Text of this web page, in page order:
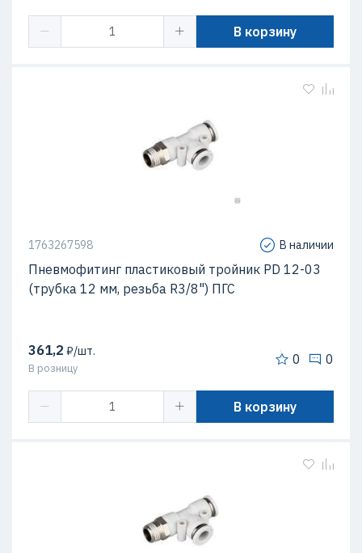
В корзину
1763267598 В наличии
Пневмофитинг пластиковый тройник PD 12-03
(трубка 12 мм, резьба R3/8") ПГС
361,2 ₽/шт.
В розницу
0 0
В корзину